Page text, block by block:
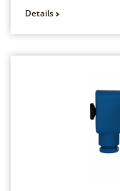
Details